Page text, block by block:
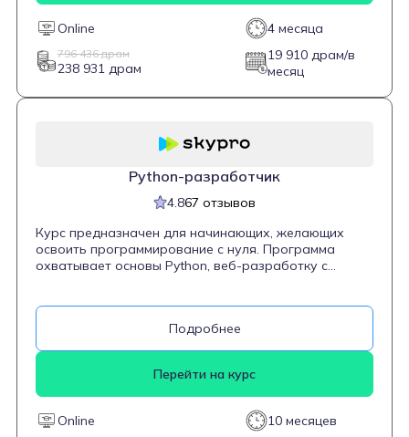
включает доступ к материалам навсегда. Он будет
полезен начинающим системным администраторам и
тем, кто планирует развиваться в направлении
DevOps-инженерии.
Online 4 месяца
796 436 драм
238 931 драм
19 910 драм/в
месяц
Python-разработчик
4.867 отзывов
Курс предназначен для начинающих, желающих
освоить программирование с нуля. Программа
охватывает основы Python, веб-разработку с
контроля версий и деплой. Студенты научатся
писать чистый и стабильный код, разрабатывать
серверные приложения и интегрировать их с
Подробнее
Перейти на курс
Online
10 месяцев